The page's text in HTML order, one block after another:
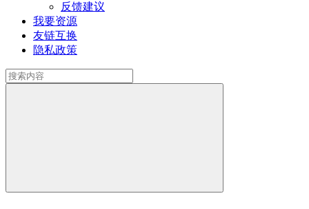
反馈建议
我要资源
友链互换
隐私政策